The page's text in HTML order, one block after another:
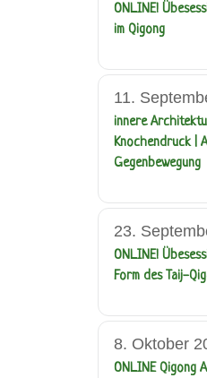
ONLINE!
im Qigong
11.
innere
Knochendruck |
Gegenbewegung
23.
ONLINE!
Form des Taij-
8. Oktober
ONLINE Qigong